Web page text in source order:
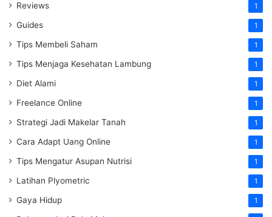
Reviews 1
Guides 1
Tips Membeli Saham 1
Tips Menjaga Kesehatan Lambung 1
Diet Alami 1
Freelance Online 1
Strategi Jadi Makelar Tanah 1
Cara Adapt Uang Online 1
Tips Mengatur Asupan Nutrisi 1
Latihan Plyometric 1
Gaya Hidup 1